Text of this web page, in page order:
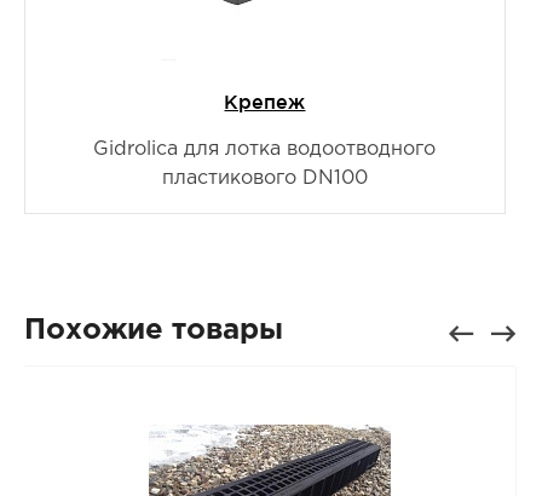
Крепеж
Gidrolica для лотка водоотводного
пластикового DN100
Похожие товары